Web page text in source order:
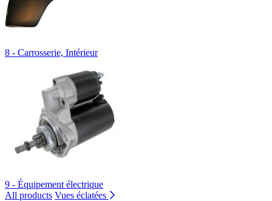
8 - Carrosserie, Intérieur
9 - Équipement électrique
All products Vues éclatées